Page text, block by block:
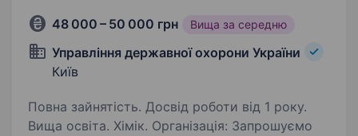
48 000 – 50 000 грн Вища за середню
Управління державної охорони України
Київ
Повна зайнятість. Досвід роботи від 1 року.
Вища освіта. Хімік. Організація: Запрошуємо